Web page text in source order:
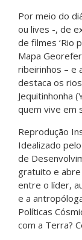
Por meio do
ou lives -, de
de filmes ‘Rio
Mapa
ribeirinhos – e
destaca os
Jequitinhonha
quem vive em
Reprodução
Idealizado
de
gratuito e
entre o líder,
e a
Políticas
com a Terra?